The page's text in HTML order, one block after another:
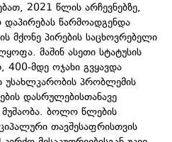
2021 წლის არჩევნებზე,
დაპირებას წარმოადგენდა
მქონე პირების საცხოვრებელი
მაშინ ასეთი სტატუსის
მდე ოჯახი გვყავდა
პრობლემის
დასრულებისთანავე
მუშაობა. ბოლო წლების
თავშესაფრისთვის